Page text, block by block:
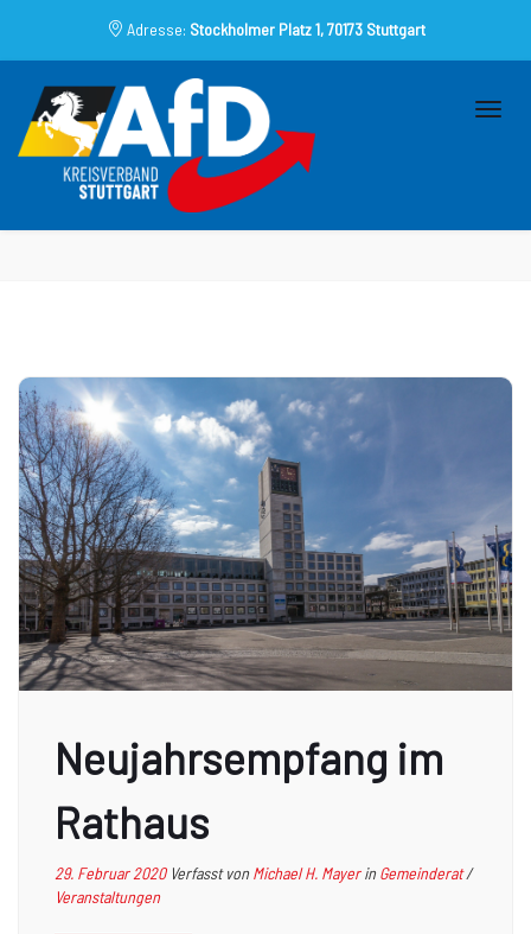
Adresse: Stockholmer Platz 1, 70173 Stuttgart
Neujahrsempfang im
Rathaus
29. Februar 2020 Verfasst vonMichael H. Mayer inGemeinderat/
Veranstaltungen